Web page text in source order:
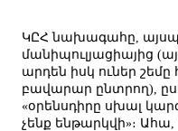
ԿԸՀ նախագահը,
մանիպուլյացիայից
արդեն իսկ ուներ
բավարար ընտրող),
«օրենսդիրը սխալ
չենք ենթարկվի»։ Ահա,